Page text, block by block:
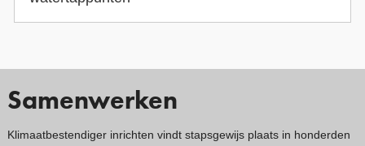
Samenwerken
Klimaatbestendiger inrichten vindt stapsgewijs plaats in honderden